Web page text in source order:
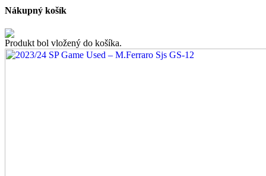
Nákupný košík
Produkt bol vložený do košíka.